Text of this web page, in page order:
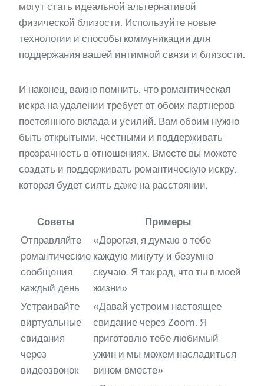
могут стать идеальной альтернативой
физической близости. Используйте новые
технологии и способы коммуникации для
поддержания вашей интимной связи и близости.
И наконец, важно помнить, что романтическая
искра на удалении требует от обоих партнеров
постоянного вклада и усилий. Вам обоим нужно
быть открытыми, честными и поддерживать
прозрачность в отношениях. Вместе вы можете
создать и поддерживать романтическую искру,
которая будет сиять даже на расстоянии.
Советы
Примеры
Отправляйте
романтические
сообщения
каждый день
«Дорогая, я думаю о тебе
каждую минуту и безумно
скучаю. Я так рад, что ты в моей
жизни»
Устраивайте
виртуальные
свидания
через
видеозвонок
«Давай устроим настоящее
свидание через Zoom. Я
приготовлю тебе любимый
ужин и мы можем насладиться
вином вместе»